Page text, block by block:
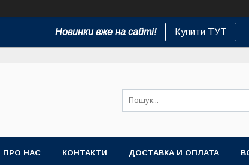
Новинки вже на сайті! Купити ТУТ
ПРО НАС КОНТАКТИ ДОСТАВКА И ОПЛАТА